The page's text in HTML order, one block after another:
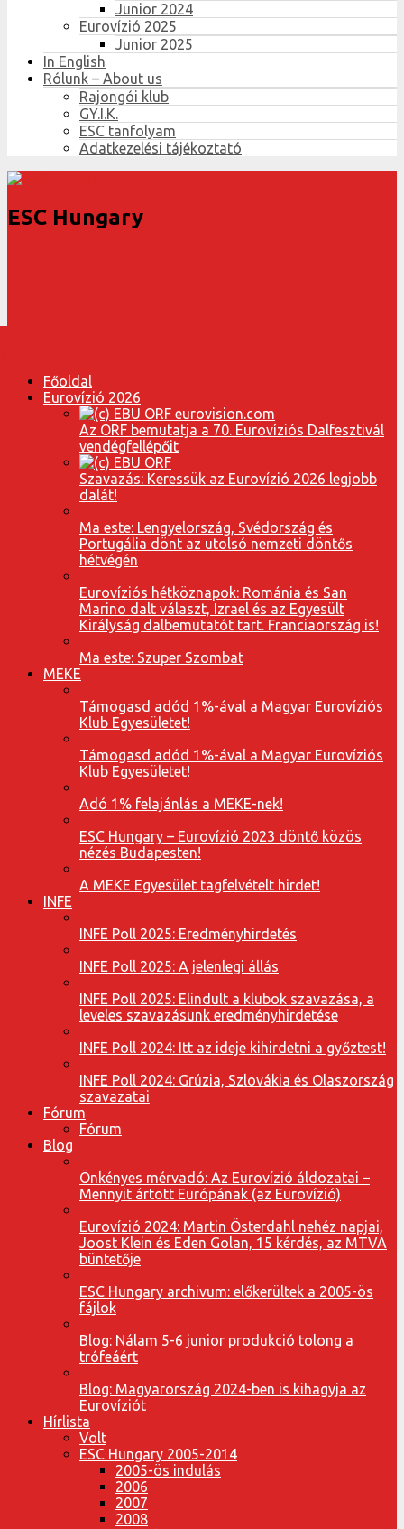
Junior 2024
Eurovízió 2025
Junior 2025
In English
Rólunk – About us
Rajongói klub
GY.I.K.
ESC tanfolyam
Adatkezelési tájékoztató
ESC Hungary
Főoldal
Eurovízió 2026
Az ORF bemutatja a 70. Eurovíziós Dalfesztivál
vendégfellépőit
Szavazás: Keressük az Eurovízió 2026 legjobb
dalát!
Ma este: Lengyelország, Svédország és
Portugália dönt az utolsó nemzeti döntős
hétvégén
Eurovíziós hétköznapok: Románia és San
Marino dalt választ, Izrael és az Egyesült
Királyság dalbemutatót tart. Franciaország is!
Ma este: Szuper Szombat
MEKE
Támogasd adód 1%-ával a Magyar Eurovíziós
Klub Egyesületet!
Támogasd adód 1%-ával a Magyar Eurovíziós
Klub Egyesületet!
Adó 1% felajánlás a MEKE-nek!
ESC Hungary – Eurovízió 2023 döntő közös
nézés Budapesten!
A MEKE Egyesület tagfelvételt hirdet!
INFE
INFE Poll 2025: Eredményhirdetés
INFE Poll 2025: A jelenlegi állás
INFE Poll 2025: Elindult a klubok szavazása, a
leveles szavazásunk eredményhirdetése
INFE Poll 2024: Itt az ideje kihirdetni a győztest!
INFE Poll 2024: Grúzia, Szlovákia és Olaszország
szavazatai
Fórum
Fórum
Blog
Önkényes mérvadó: Az Eurovízió áldozatai –
Mennyit ártott Európának (az Eurovízió)
Eurovízió 2024: Martin Österdahl nehéz napjai,
Joost Klein és Eden Golan, 15 kérdés, az MTVA
büntetője
ESC Hungary archivum: előkerültek a 2005-ös
fájlok
Blog: Nálam 5-6 junior produkció tolong a
trófeáért
Blog: Magyarország 2024-ben is kihagyja az
Eurovíziót
Hírlista
Volt
ESC Hungary 2005-2014
2005-ös indulás
2006
2007
2008